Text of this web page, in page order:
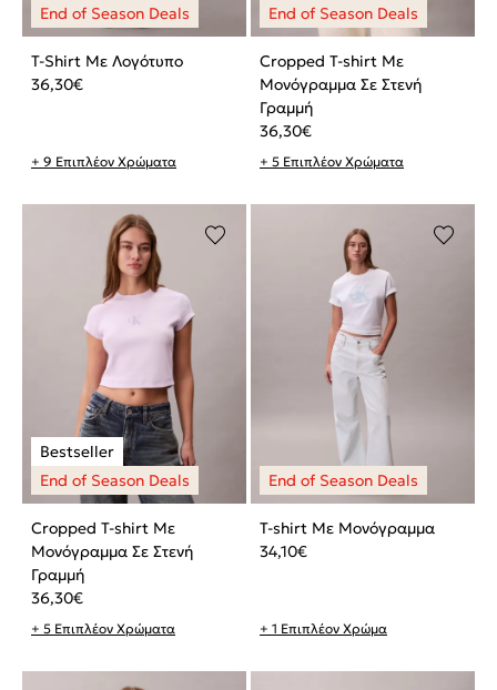
T-Shirt Με Λογότυπο
36,30€
+ 9 Επιπλέον Χρώματα
Cropped T-shirt Με
Μονόγραμμα Σε Στενή
Γραμμή
36,30€
+ 5 Επιπλέον Χρώματα
Cropped T-shirt Με
Μονόγραμμα Σε Στενή
Γραμμή
36,30€
+ 5 Επιπλέον Χρώματα
T-shirt Με Μονόγραμμα
34,10€
+ 1 Επιπλέον Χρώμα